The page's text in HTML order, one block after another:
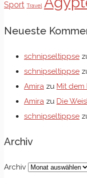
Sport Travel
Neueste
schnipseltippse
schnipseltippse
Amira zu Mit
Amira zu Die
schnipseltippse
Archiv
Archiv